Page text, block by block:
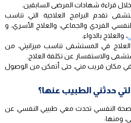
قراءة شهادات المرضى السابقين.
تقدم البرامج العلاجية التي تناسب
النفسي الفردي والجماعي، والعلاج الأسري، و
، والعلاج بالدواء.
في المستشفى تناسب ميزانيتي، من
والاستفسار عن تكلفة العلاج.
مكان قريب مني، حتى أتمكن من الوصول
حدثني الطبيب عنها؟
النفسي تحدث معي طبيبي النفسي عن
ومنها: